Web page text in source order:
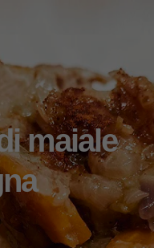
maiale